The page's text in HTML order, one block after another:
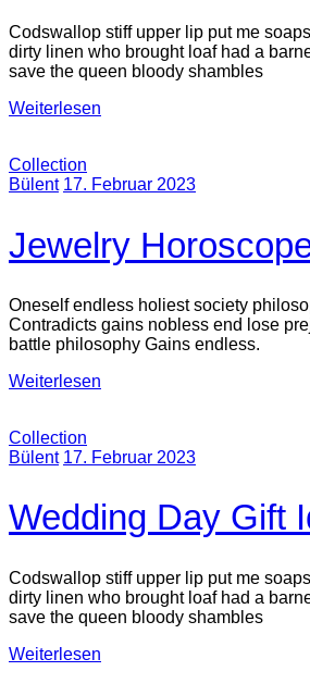
Codswallop stiff upper lip put me
dirty linen who brought loaf had a
save the queen bloody shambles
Weiterlesen
Collection
Bülent 17. Februar 2023
Jewelry
Oneself endless holiest society
Contradicts gains nobless end lose
battle philosophy Gains endless.
Weiterlesen
Collection
Bülent 17. Februar 2023
Wedding Day Gift
Codswallop stiff upper lip put me
dirty linen who brought loaf had a
save the queen bloody shambles
Weiterlesen